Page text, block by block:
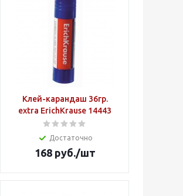
Клей-карандаш 36гр.
extra ErichKrause 14443
Достаточно
168руб./шт